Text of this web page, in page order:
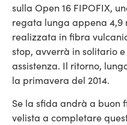
sulla Open 16 FIPOFIX,
regata lunga appena 4,9
realizzata in fibra
stop, avverrà in solitario
assistenza. Il ritorno,
la primavera del 2014.
Se la sfida andrà a buon
velista a completare